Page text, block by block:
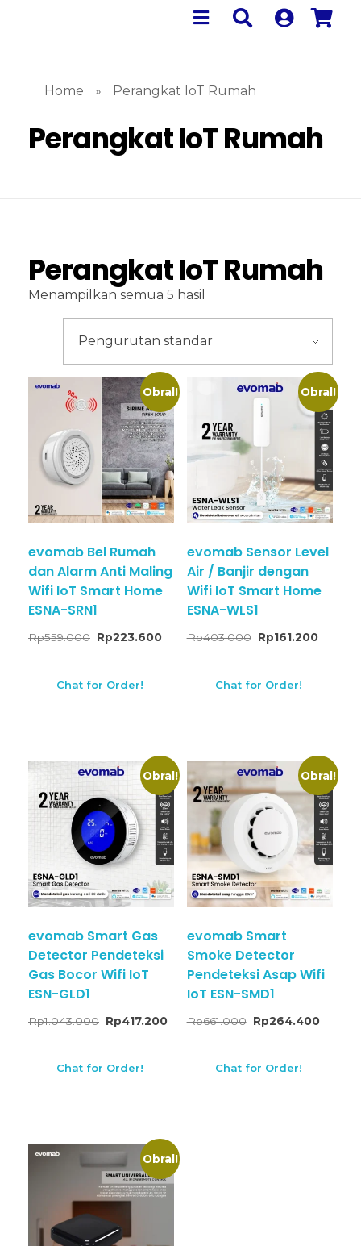
Home » Perangkat IoT Rumah
Perangkat IoT Rumah
Perangkat IoT Rumah
Menampilkan semua 5 hasil
Obral!
evomab Bel Rumah
dan Alarm Anti Maling
Wifi IoT Smart Home
ESNA-SRN1
Rp559.000 Rp223.600
Chat for Order!
Obral!
evomab Sensor Level
Air / Banjir dengan
Wifi IoT Smart Home
ESNA-WLS1
Rp403.000 Rp161.200
Chat for Order!
Obral!
evomab Smart Gas
Detector Pendeteksi
Gas Bocor Wifi IoT
ESN-GLD1
Rp1.043.000 Rp417.200
Chat for Order!
Obral!
evomab Smart
Smoke Detector
Pendeteksi Asap Wifi
IoT ESN-SMD1
Rp661.000 Rp264.400
Chat for Order!
Obral!